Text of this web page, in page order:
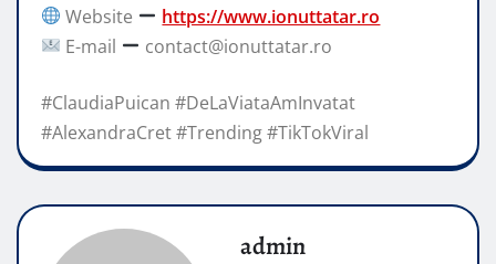
Website
https://www.ionuttatar.ro
E-mail
contact@ionuttatar.ro
#ClaudiaPuican #DeLaViataAmInvatat
#AlexandraCret #Trending #TikTokViral
admin